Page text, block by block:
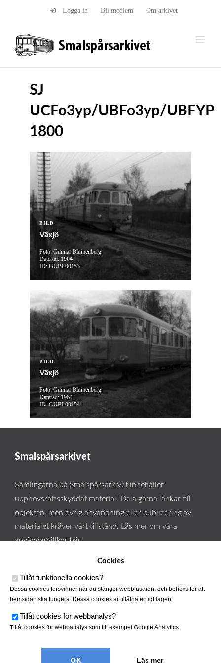
Logga in Bli medlem Om arkivet
SJ
UCFo3yp/UBFo3yp/UBFYP
1800
BILD
Växjö
Foto: Gunnar Blumenberg
Daterad: 1964
ID: GUBL00153
BILD
Växjö
Foto: Gunnar Blumenberg
Daterad: 1964
ID: GUBL00154
Smalspårsarkivet
Samlingarna på Smalspårsarkivet innehåller
upphovsrättsskyddat material. Dela gärna länkar till
objekten, men övrig användning eller publicering av
materialet kräver vårt tillstånd. Läs mer om våra
användarvillkor här.
Smalspårsarkivet drivs av Tjustbygdens Järnvägsförening
Cookies
Tillåt funktionella cookies?
Dessa cookies försvinner när du stänger webbläsaren, och behövs för att
hemsidan ska fungera. Dessa cookies är tillåtna enligt lagen.
Tillåt cookies för webbanalys?
Tillåt cookies för webbanalys som till exempel Google Analytics.
Läs mer